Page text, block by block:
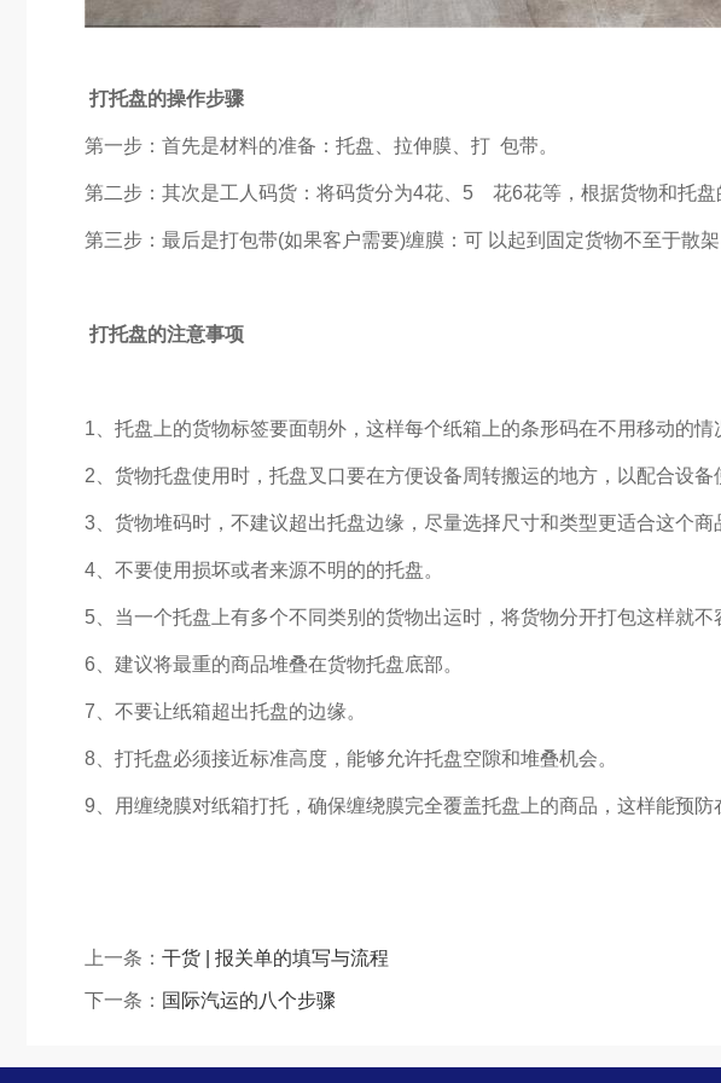
打托盘的操作步骤
第一步：首先是材料的准备：托盘、拉伸膜、打 包带。
第二步：其次是工人码货：将码货分为4花、5 花6花等，根据货物和托盘
第三步：最后是打包带(如果客户需要)缠膜：可 以起到固定货物不至于散
打托盘的注意事项
1、托盘上的货物标签要面朝外，这样每个纸箱上的条形码在不用移动的情
2、货物托盘使用时，托盘叉口要在方便设备周转搬运的地方，以配合设备
3、货物堆码时，不建议超出托盘边缘，尽量选择尺寸和类型更适合这个商
4、不要使用损坏或者来源不明的的托盘。
5、当一个托盘上有多个不同类别的货物出运时，将货物分开打包这样就
6、建议将最重的商品堆叠在货物托盘底部。
7、不要让纸箱超出托盘的边缘。
8、打托盘必须接近标准高度，能够允许托盘空隙和堆叠机会。
9、用缠绕膜对纸箱打托，确保缠绕膜完全覆盖托盘上的商品，这样能预
上一条： 干货 | 报关单的填写与流程
下一条： 国际汽运的八个步骤